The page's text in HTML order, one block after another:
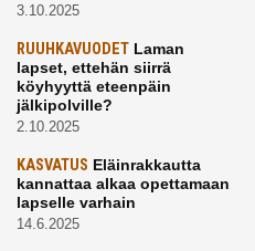
3.10.2025
RUUHKAVUODET Laman
lapset, ettehän siirrä
köyhyyttä eteenpäin
jälkipolville?
2.10.2025
KASVATUS Eläinrakkautta
kannattaa alkaa opettamaan
lapselle varhain
14.6.2025